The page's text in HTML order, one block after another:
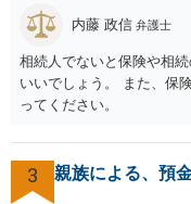
おく方が宜しいかと思い
が、事前準備が早い方が
目に弁護士を入れられる
内藤 政信 弁護士
相続人でないと保険や相
いいでしょう。 また、保
ってください。
3 親族による、預